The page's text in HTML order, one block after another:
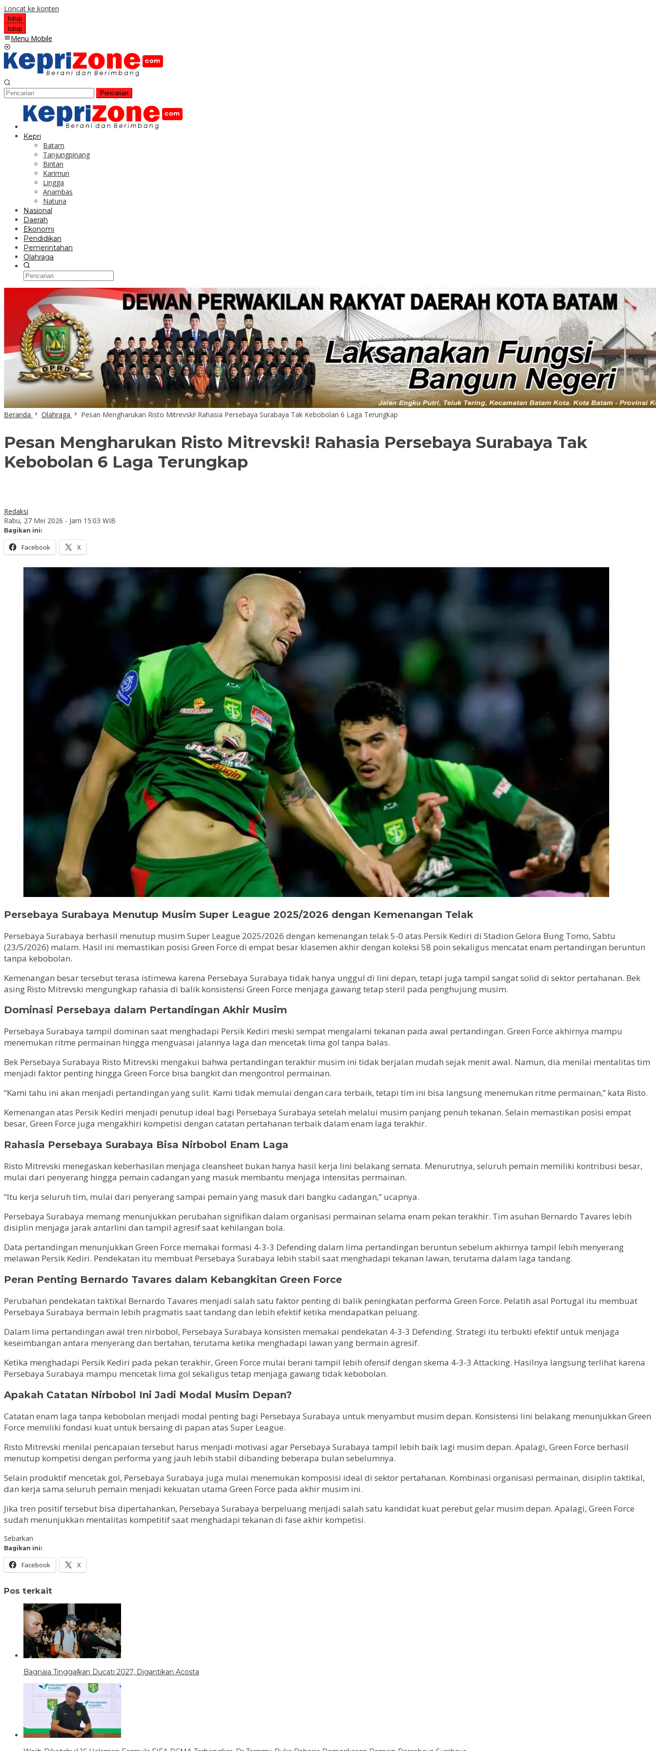
Loncat ke konten
tutup
tutup
Menu Mobile
Pencarian
Kepri
Batam
Tanjungpinang
Bintan
Karimun
Lingga
Anambas
Natuna
Nasional
Daerah
Ekonomi
Pendidikan
Pemerintahan
Olahraga
Beranda Olahraga Pesan Mengharukan Risto Mitrevski! Rahasia Persebaya Surabaya Tak Kebobolan 6 Laga Terungkap
Pesan Mengharukan Risto Mitrevski! Rahasia Persebaya Surabaya Tak
Kebobolan 6 Laga Terungkap
Redaksi
Rabu, 27 Mei 2026 - Jam 15:03 WIB
Bagikan ini:
Facebook X
Persebaya Surabaya Menutup Musim Super League 2025/2026 dengan Kemenangan Telak
Persebaya Surabaya berhasil menutup musim Super League 2025/2026 dengan kemenangan telak 5-0 atas Persik Kediri di Stadion Gelora Bung Tomo, Sabtu
(23/5/2026) malam. Hasil ini memastikan posisi Green Force di empat besar klasemen akhir dengan koleksi 58 poin sekaligus mencatat enam pertandingan beruntun
tanpa kebobolan.
Kemenangan besar tersebut terasa istimewa karena Persebaya Surabaya tidak hanya unggul di lini depan, tetapi juga tampil sangat solid di sektor pertahanan. Bek
asing Risto Mitrevski mengungkap rahasia di balik konsistensi Green Force menjaga gawang tetap steril pada penghujung musim.
Dominasi Persebaya dalam Pertandingan Akhir Musim
Persebaya Surabaya tampil dominan saat menghadapi Persik Kediri meski sempat mengalami tekanan pada awal pertandingan. Green Force akhirnya mampu
menemukan ritme permainan hingga menguasai jalannya laga dan mencetak lima gol tanpa balas.
Bek Persebaya Surabaya Risto Mitrevski mengakui bahwa pertandingan terakhir musim ini tidak berjalan mudah sejak menit awal. Namun, dia menilai mentalitas tim
menjadi faktor penting hingga Green Force bisa bangkit dan mengontrol permainan.
“Kami tahu ini akan menjadi pertandingan yang sulit. Kami tidak memulai dengan cara terbaik, tetapi tim ini bisa langsung menemukan ritme permainan,” kata Risto.
Kemenangan atas Persik Kediri menjadi penutup ideal bagi Persebaya Surabaya setelah melalui musim panjang penuh tekanan. Selain memastikan posisi empat
besar, Green Force juga mengakhiri kompetisi dengan catatan pertahanan terbaik dalam enam laga terakhir.
Rahasia Persebaya Surabaya Bisa Nirbobol Enam Laga
Risto Mitrevski menegaskan keberhasilan menjaga cleansheet bukan hanya hasil kerja lini belakang semata. Menurutnya, seluruh pemain memiliki kontribusi besar,
mulai dari penyerang hingga pemain cadangan yang masuk membantu menjaga intensitas permainan.
“Itu kerja seluruh tim, mulai dari penyerang sampai pemain yang masuk dari bangku cadangan,” ucapnya.
Persebaya Surabaya memang menunjukkan perubahan signifikan dalam organisasi permainan selama enam pekan terakhir. Tim asuhan Bernardo Tavares lebih
disiplin menjaga jarak antarlini dan tampil agresif saat kehilangan bola.
Data pertandingan menunjukkan Green Force memakai formasi 4-3-3 Defending dalam lima pertandingan beruntun sebelum akhirnya tampil lebih menyerang
melawan Persik Kediri. Pendekatan itu membuat Persebaya Surabaya lebih stabil saat menghadapi tekanan lawan, terutama dalam laga tandang.
Peran Penting Bernardo Tavares dalam Kebangkitan Green Force
Perubahan pendekatan taktikal Bernardo Tavares menjadi salah satu faktor penting di balik peningkatan performa Green Force. Pelatih asal Portugal itu membuat
Persebaya Surabaya bermain lebih pragmatis saat tandang dan lebih efektif ketika mendapatkan peluang.
Dalam lima pertandingan awal tren nirbobol, Persebaya Surabaya konsisten memakai pendekatan 4-3-3 Defending. Strategi itu terbukti efektif untuk menjaga
keseimbangan antara menyerang dan bertahan, terutama ketika menghadapi lawan yang bermain agresif.
Ketika menghadapi Persik Kediri pada pekan terakhir, Green Force mulai berani tampil lebih ofensif dengan skema 4-3-3 Attacking. Hasilnya langsung terlihat karena
Persebaya Surabaya mampu mencetak lima gol sekaligus tetap menjaga gawang tidak kebobolan.
Apakah Catatan Nirbobol Ini Jadi Modal Musim Depan?
Catatan enam laga tanpa kebobolan menjadi modal penting bagi Persebaya Surabaya untuk menyambut musim depan. Konsistensi lini belakang menunjukkan Green
Force memiliki fondasi kuat untuk bersaing di papan atas Super League.
Risto Mitrevski menilai pencapaian tersebut harus menjadi motivasi agar Persebaya Surabaya tampil lebih baik lagi musim depan. Apalagi, Green Force berhasil
menutup kompetisi dengan performa yang jauh lebih stabil dibanding beberapa bulan sebelumnya.
Selain produktif mencetak gol, Persebaya Surabaya juga mulai menemukan komposisi ideal di sektor pertahanan. Kombinasi organisasi permainan, disiplin taktikal,
dan kerja sama seluruh pemain menjadi kekuatan utama Green Force pada akhir musim ini.
Jika tren positif tersebut bisa dipertahankan, Persebaya Surabaya berpeluang menjadi salah satu kandidat kuat perebut gelar musim depan. Apalagi, Green Force
sudah menunjukkan mentalitas kompetitif saat menghadapi tekanan di fase akhir kompetisi.
Sebarkan
Bagikan ini:
Facebook X
Pos terkait
Bagnaia Tinggalkan Ducati 2027, Digantikan Acosta